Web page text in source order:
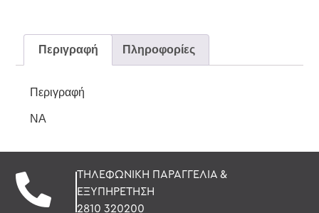
Περιγραφή Πληροφορίες
Περιγραφή
NA
ΤΗΛΕΦΩΝΙΚΗ ΠΑΡΑΓΓΕΛΙΑ &
ΕΞΥΠΗΡΕΤΗΣΗ
2810 320200